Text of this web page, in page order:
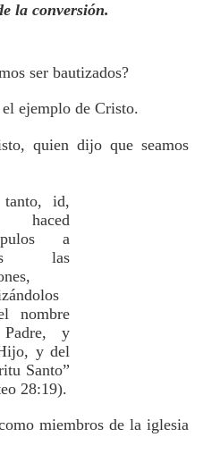
la conversión.
ser bautizados?
ejemplo de Cristo.
quien dijo que seamos
tanto, id,
a
las
nombre
y
y del
Santo”
28:19).
miembros de la iglesia